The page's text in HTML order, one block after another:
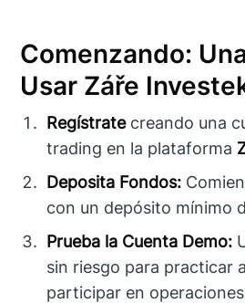
Comenzando:
Usar Záře
Regístratecreando una
trading en la plataforma
Deposita Fondos:
con un depósito mínimo
Prueba la Cuenta Demo:
sin riesgo para practicar
participar en